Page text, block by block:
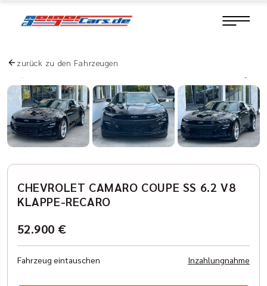
zurück zu den Fahrzeugen
CHEVROLET CAMARO COUPE SS 6.2 V8
KLAPPE-RECARO
52.900 €
Fahrzeug eintauschen Inzahlungnahme